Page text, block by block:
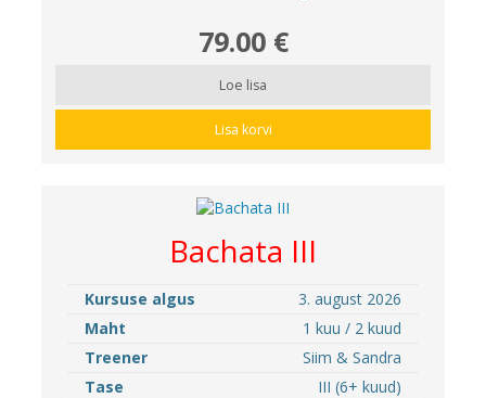
79.00 €
Loe lisa
Lisa korvi
Bachata III
Kursuse algus
3. august 2026
Maht
1 kuu / 2 kuud
Treener
Siim & Sandra
Tase
III (6+ kuud)